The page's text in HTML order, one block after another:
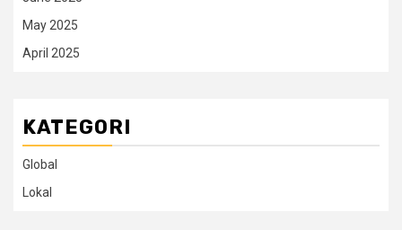
May 2025
April 2025
KATEGORI
Global
Lokal